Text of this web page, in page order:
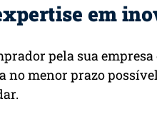
em
pela sua
no menor prazo